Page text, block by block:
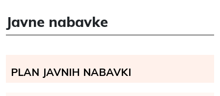
Javne nabavke
Plan javnih nabavki